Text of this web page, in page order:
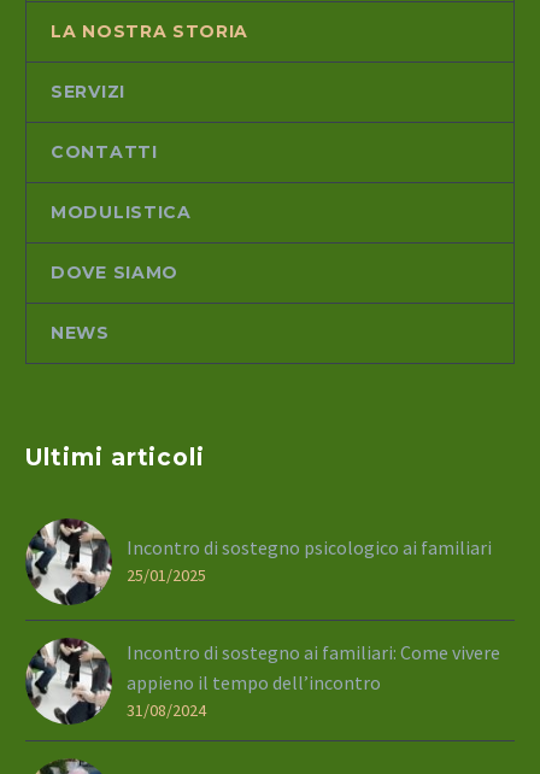
LA NOSTRA STORIA
SERVIZI
CONTATTI
MODULISTICA
DOVE SIAMO
NEWS
Ultimi articoli
Incontro di sostegno psicologico ai familiari
25/01/2025
Incontro di sostegno ai familiari: Come vivere
appieno il tempo dell’incontro
31/08/2024